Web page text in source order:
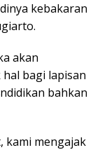
kebakaran
akan
bagi lapisan
bahkan
kami mengajak